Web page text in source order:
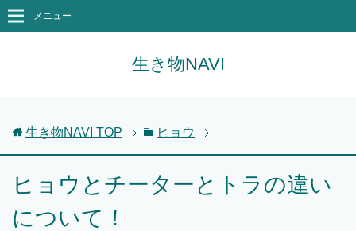
生き物NAVI
メニュー
生き物NAVI TOP ヒョウ
ヒョウとチーターとトラの違い
について！